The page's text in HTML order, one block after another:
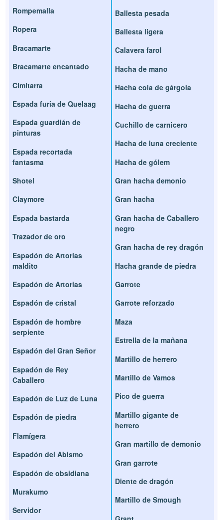
Rompemalla
Ropera
Bracamarte
Bracamarte encantado
Cimitarra
Espada furia de Quelaag
Espada guardián de
pinturas
Espada recortada
fantasma
Shotel
Claymore
Espada bastarda
Trazador de oro
Espadón de Artorias
maldito
Espadón de Artorias
Espadón de cristal
Espadón de hombre
serpiente
Espadón del Gran Señor
Espadón de Rey
Caballero
Espadón de Luz de Luna
Espadón de piedra
Flamígera
Espadón del Abismo
Espadón de obsidiana
Murakumo
Servidor
Ballesta pesada
Ballesta ligera
Calavera farol
Hacha de mano
Hacha cola de gárgola
Hacha de guerra
Cuchillo de carnicero
Hacha de luna creciente
Hacha de gólem
Gran hacha demonio
Gran hacha
Gran hacha de Caballero
negro
Gran hacha de rey dragón
Hacha grande de piedra
Garrote
Garrote reforzado
Maza
Estrella de la mañana
Martillo de herrero
Martillo de Vamos
Pico de guerra
Martillo gigante de
herrero
Gran martillo de demonio
Gran garrote
Diente de dragón
Martillo de Smough